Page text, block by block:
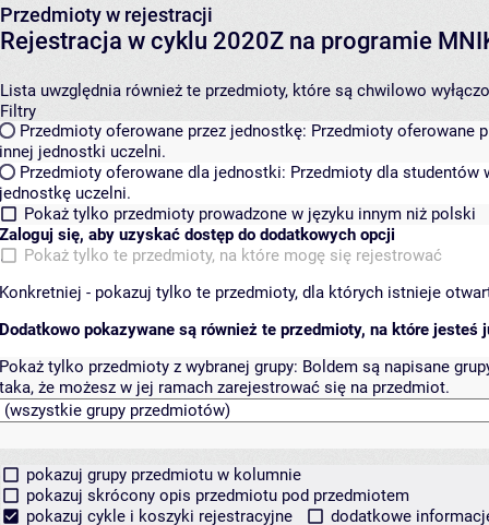
Przedmioty w rejestracji
Rejestracja w cyklu 2020Z na programie
Lista uwzględnia również te przedmioty, które są chwilowo
Filtry
Przedmioty oferowane przez jednostkę: Przedmioty oferowane
innej jednostki uczelni.
Przedmioty oferowane dla jednostki: Przedmioty dla studentów
jednostkę uczelni.
Pokaż tylko przedmioty prowadzone w języku innym niż polski
Zaloguj się, aby uzyskać dostęp do dodatkowych opcji
Pokaż tylko te przedmioty, na które mogę się rejestrować
Konkretniej - pokazuj tylko te przedmioty, dla których istnieje
Dodatkowo pokazywane są również te przedmioty, na które jesteś
Pokaż tylko przedmioty z wybranej grupy: Boldem są napisane
taka, że możesz w jej ramach zarejestrować się na przedmiot.
pokazuj grupy przedmiotu w kolumnie
pokazuj skrócony opis przedmiotu pod przedmiotem
pokazuj cykle i koszyki rejestracyjne
dodatkowe